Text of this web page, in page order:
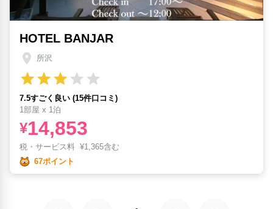
HOTEL BANJAR
所沢
7.5すごく良い (15件口コミ)
1部屋 x 1泊
¥14,853
税・サービス料 ¥1,365含む
67ポイント